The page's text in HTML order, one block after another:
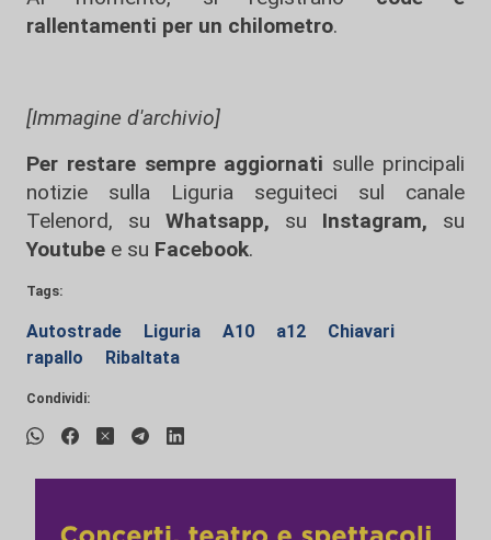
rallentamenti per un chilometro.
[Immagine d'archivio]
Per restare sempre aggiornati sulle principali
notizie sulla Liguria seguiteci sul canale
Telenord, su
Whatsapp, su Instagram, su
Youtube e su Facebook.
Tags:
Autostrade Liguria A10 a12
Chiavari
rapallo
Ribaltata
Condividi: